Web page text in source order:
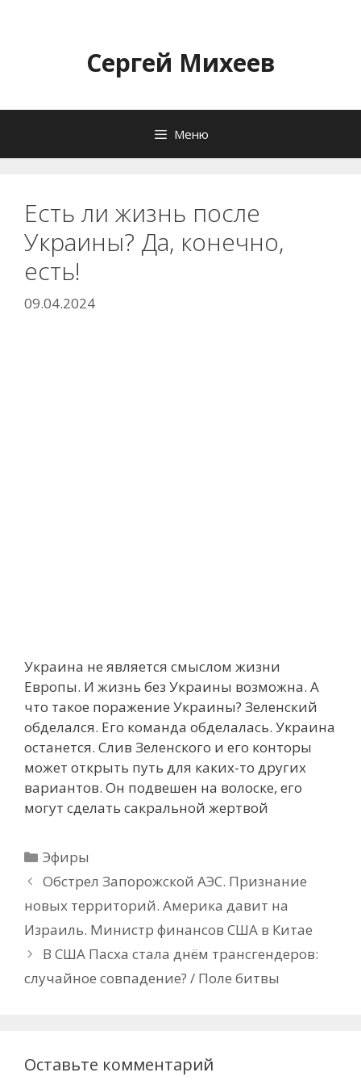
содержимомуСергей Михеев
Меню
Есть ли жизнь после
Украины? Да, конечно,
есть!
09.04.2024
Украина не является смыслом жизни
Европы. И жизнь без Украины возможна. А
что такое поражение Украины? Зеленский
обделался. Его команда обделалась. Украина
останется. Слив Зеленского и его конторы
может открыть путь для каких-то других
вариантов. Он подвешен на волоске, его
могут сделать сакральной жертвой
Рубрики
Эфиры
Обстрел Запорожской АЭС. Признание
новых территорий. Америка давит на
Израиль. Министр финансов США в Китае
В США Пасха стала днём трансгендеров:
случайное совпадение? / Поле битвы
Оставьте комментарий